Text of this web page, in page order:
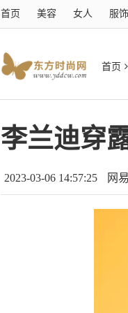
首页 美容 女人 服饰
首页
李兰迪穿
2023-03-06 14:57:25 网